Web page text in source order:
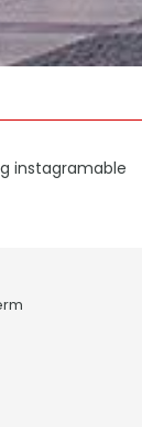
instagramable